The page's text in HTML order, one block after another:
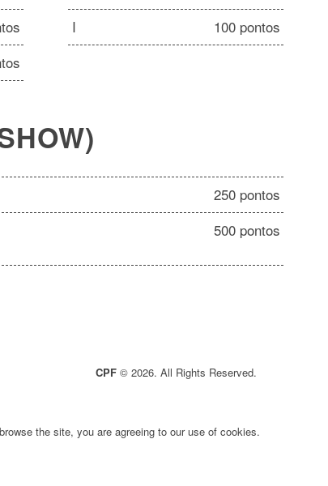
I 100 pontos
250 pontos
500 pontos
CPF © 2026. All Rights Reserved.
the site, you are agreeing to our use of cookies.